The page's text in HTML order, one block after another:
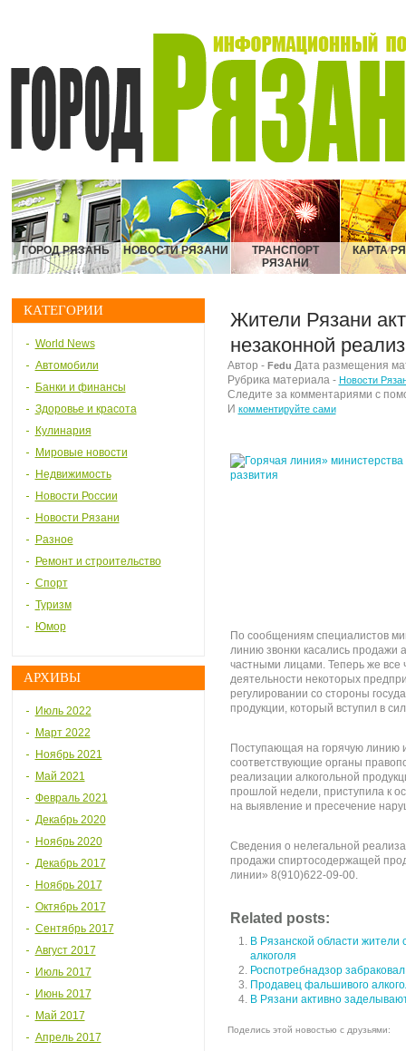
ГОРОД РЯЗАНЬ НОВОСТИ РЯЗАНИ
ТРАНСПОРТ
РЯЗАНИ
КАРТА
КАТЕГОРИИ
World News
Автомобили
Банки и финансы
Здоровье и красота
Кулинария
Мировые новости
Недвижимость
Новости России
Новости Рязани
Разное
Ремонт и строительство
Спорт
Туризм
Юмор
АРХИВЫ
Июль 2022
Март 2022
Ноябрь 2021
Май 2021
Февраль 2021
Декабрь 2020
Ноябрь 2020
Декабрь 2017
Ноябрь 2017
Октябрь 2017
Сентябрь 2017
Август 2017
Июль 2017
Июнь 2017
Май 2017
Апрель 2017
Жители Рязани
незаконной
Автор - Fedu Дата размещения
Рубрика материала - Новости
Следите за комментариями с
И комментируйте сами
По сообщениям специалистов
линию звонки касались продажи
частными лицами. Теперь же все
деятельности некоторых
регулировании со стороны
продукции, который вступил в
Поступающая на горячую линию
соответствующие органы
реализации алкогольной
прошлой недели, приступила к
на выявление и пресечение
Сведения о нелегальной
продажи спиртосодержащей
линии» 8(910)622-09-00.
Related posts:
В Рязанской области
алкоголя
Роспотребнадзор
Продавец фальшивого
В Рязани активно
Поделись этой новостью с друзьями: